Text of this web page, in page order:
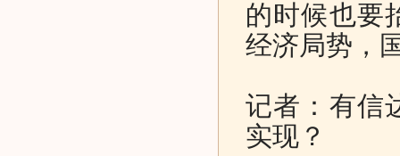
的时候也要
经济局势，
记者：有信
实现？